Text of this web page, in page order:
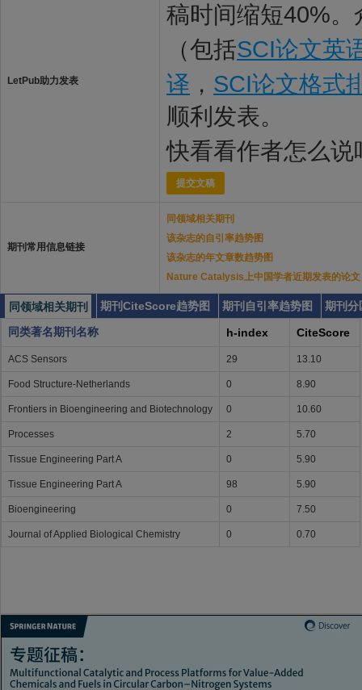
LetPub助力发表
稿时间缩短40%
（包括SCI论文英
译 ， SCI论文格式
顺利发表。
快看看作者怎么说
提交文稿
期刊常用信息链接
同领域相关期刊
该杂志的自引率趋势图
该杂志的年文章数趋势图
Nature Catalysis上中国学者近期发表的论文
同领域相关期刊 期刊CiteScore趋势图 期刊自引率趋势图
期刊分
同类著名期刊名称
h-index CiteScore
ACS Sensors 29 13.10
Food Structure-Netherlands 0 8.90
Frontiers in Bioengineering and Biotechnology 0 10.60
Processes 2 5.70
Tissue Engineering Part A 0 5.90
Tissue Engineering Part A 98 5.90
Bioengineering 0 7.50
Journal of Applied Biological Chemistry 0 0.70